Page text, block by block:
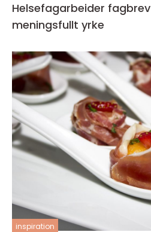
Helsefagarbeider fagbrev veien til et trygt og
meningsfullt yrke
inspiration